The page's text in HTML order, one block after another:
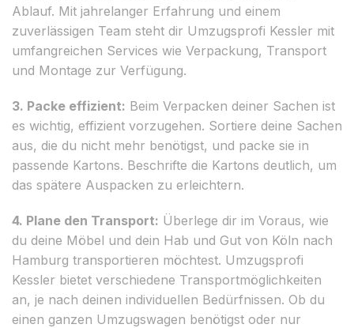
Ablauf. Mit jahrelanger Erfahrung und einem
zuverlässigen Team steht dir Umzugsprofi Kessler mit
umfangreichen Services wie Verpackung, Transport
und Montage zur Verfügung.
3. Packe effizient: Beim Verpacken deiner Sachen ist
es wichtig, effizient vorzugehen. Sortiere deine Sachen
aus, die du nicht mehr benötigst, und packe sie in
passende Kartons. Beschrifte die Kartons deutlich, um
das spätere Auspacken zu erleichtern.
4. Plane den Transport: Überlege dir im Voraus, wie
du deine Möbel und dein Hab und Gut von Köln nach
Hamburg transportieren möchtest. Umzugsprofi
Kessler bietet verschiedene Transportmöglichkeiten
an, je nach deinen individuellen Bedürfnissen. Ob du
einen ganzen Umzugswagen benötigst oder nur